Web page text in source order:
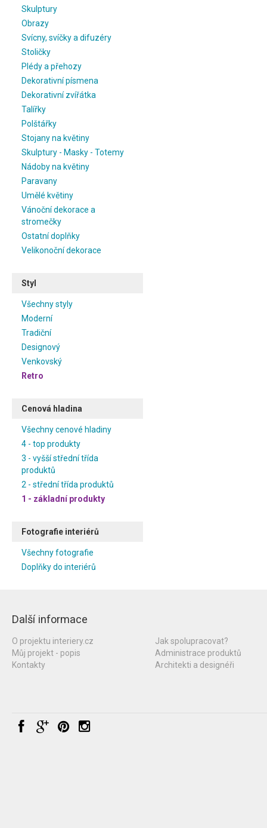
Skulptury
Obrazy
Svícny, svíčky a difuzéry
Stoličky
Plédy a přehozy
Dekorativní písmena
Dekorativní zvířátka
Talířky
Polštářky
Stojany na květiny
Skulptury - Masky - Totemy
Nádoby na květiny
Paravany
Umělé květiny
Vánoční dekorace a
stromečky
Ostatní doplňky
Velikonoční dekorace
Styl
Všechny styly
Moderní
Tradiční
Designový
Venkovský
Retro
Cenová hladina
Všechny cenové hladiny
4 - top produkty
3 - vyšší střední třída
produktů
2 - střední třída produktů
1 - základní produkty
Fotografie interiérů
Všechny fotografie
Doplňky do interiérů
Další informace
O projektu interiery.cz
Můj projekt - popis
Kontakty
Jak spolupracovat?
Administrace produktů
Architekti a designéři